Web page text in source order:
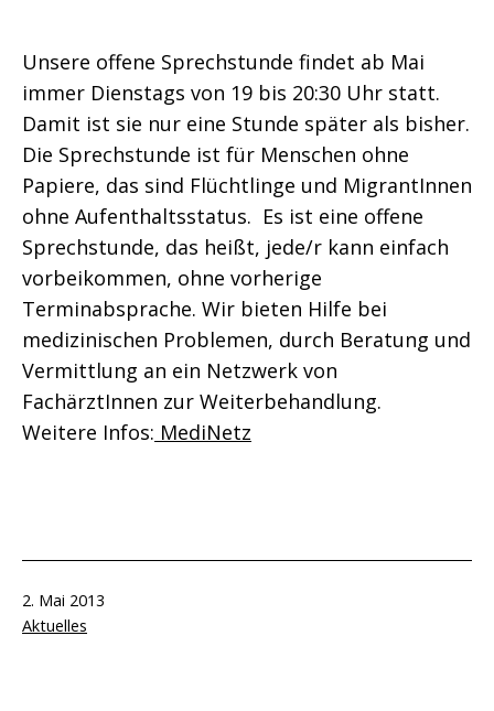
Unsere offene Sprechstunde findet ab Mai
immer Dienstags von 19 bis 20:30 Uhr statt.
Damit ist sie nur eine Stunde später als bisher.
Die Sprechstunde ist für Menschen ohne
Papiere, das sind Flüchtlinge und MigrantInnen
ohne Aufenthaltsstatus. Es ist eine offene
Sprechstunde, das heißt, jede/r kann einfach
vorbeikommen, ohne vorherige
Terminabsprache. Wir bieten Hilfe bei
medizinischen Problemen, durch Beratung und
Vermittlung an ein Netzwerk von
FachärztInnen zur Weiterbehandlung.
Weitere Infos: MediNetz
Veröffentlicht
am
2. Mai 2013
Kategorisiert
Aktuelles